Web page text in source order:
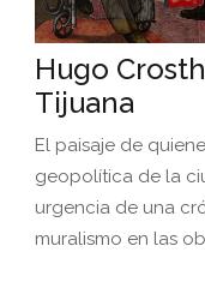
Hugo
Tijuana
El paisaje de
geopolítica de la
urgencia de una
muralismo en las